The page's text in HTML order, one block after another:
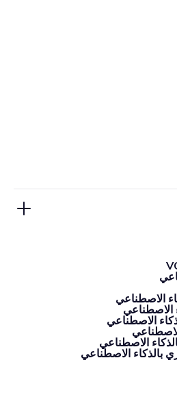
الاصطناعي
الاصطناعي
الاصطناعي
الاصطناعي
بالذكاء الاصطناعي